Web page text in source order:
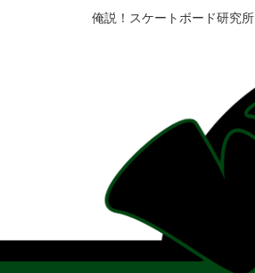
俺説！スケートボード研究